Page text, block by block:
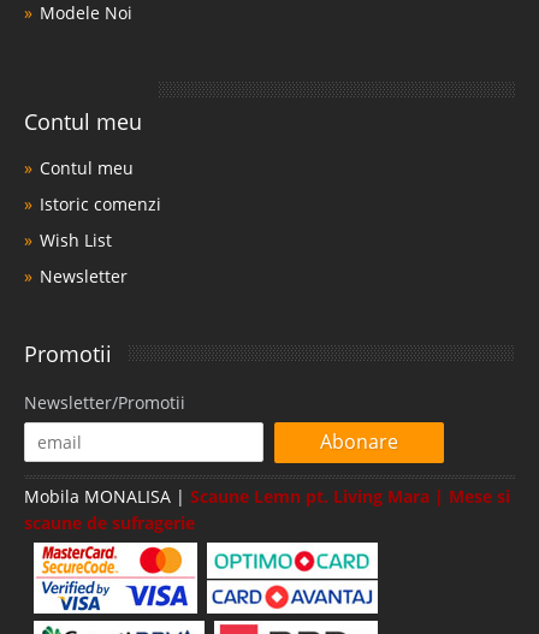
Modele Noi
Contul meu
Contul meu
Istoric comenzi
Wish List
Newsletter
Promotii
Newsletter/Promotii
Abonare
Mobila MONALISA | Scaune Lemn pt. Living Mara | Mese si
scaune de sufragerie